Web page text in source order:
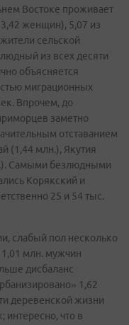
Востоке проживает
женщин), 5,07 из
сельской
из всех десяти
объясняется
миграционных
Впрочем, до
заметно
отставанием
(1,44 млн.), Якутия
Самыми безлюдными
Корякский и
25 и 54 тыс.
слабый пол несколько
1,01 млн. мужчин
дисбаланс
1,62
деревенской жизни
интересно, что в